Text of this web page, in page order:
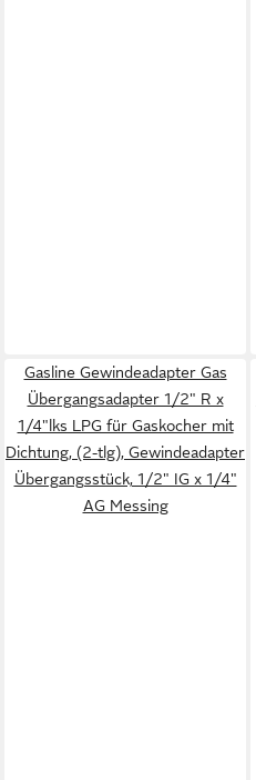
Gasline Gewindeadapter Gas
Übergangsadapter 1/2" R x
1/4"lks LPG für Gaskocher mit
Dichtung, (2-tlg), Gewindeadapter
Übergangsstück, 1/2" IG x 1/4"
AG Messing